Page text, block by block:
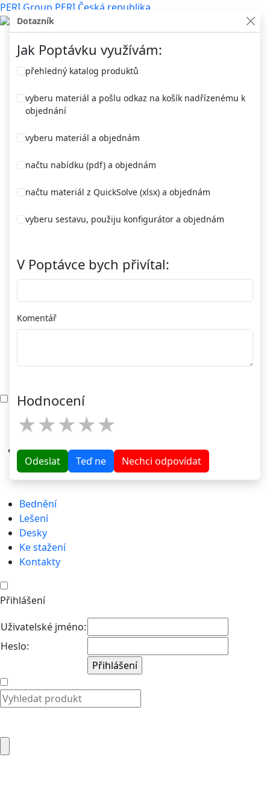
PERI Group PERI Česká republika
Bednění
Lešení
Desky
Ke stažení
Kontakty
Přihlášení
Uživatelské jméno:
Heslo:
Dotazník
Jak Poptávku využívám:
přehledný katalog produktů
vyberu materiál a pošlu odkaz na košík nadřízenému k
objednání
vyberu materiál a objednám
načtu nabídku (pdf) a objednám
načtu materiál z QuickSolve (xlsx) a objednám
vyberu sestavu, použiju konfigurátor a objednám
V Poptávce bych přivítal:
Komentář
Hodnocení
★
★
★
★
★
Odeslat Teď ne Nechci odpovídat